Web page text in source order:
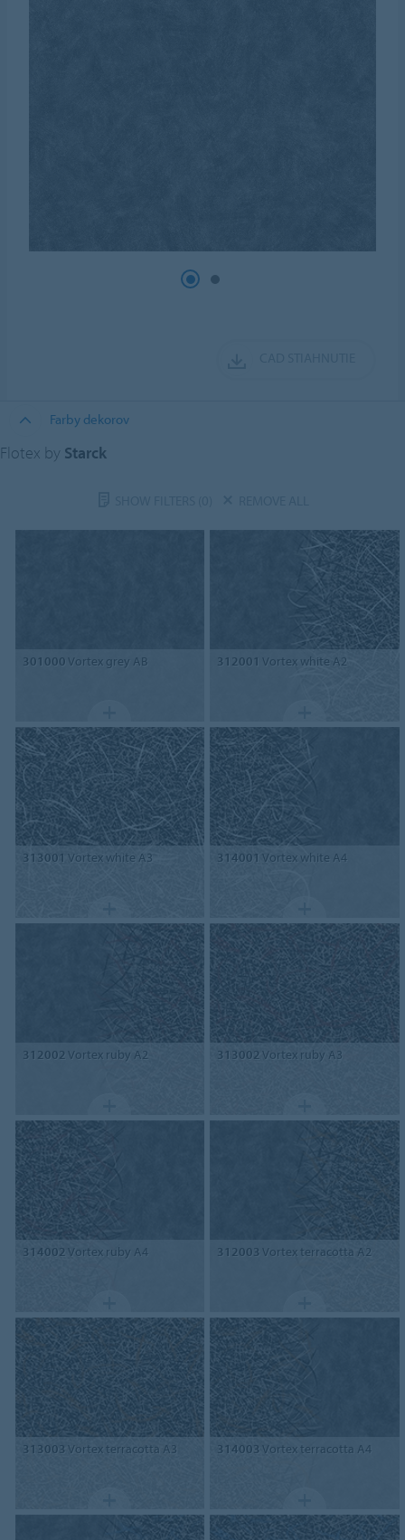
Farby dekorov
Flotex by Starck
301000 Vortex grey AB 312001 Vortex white A2
313001 Vortex white A3 314001 Vortex white A4
312002 Vortex ruby A2 313002 Vortex ruby A3
314002 Vortex ruby A4 312003 Vortex terracotta A2
313003 Vortex terracotta A3 314003 Vortex terracotta A4